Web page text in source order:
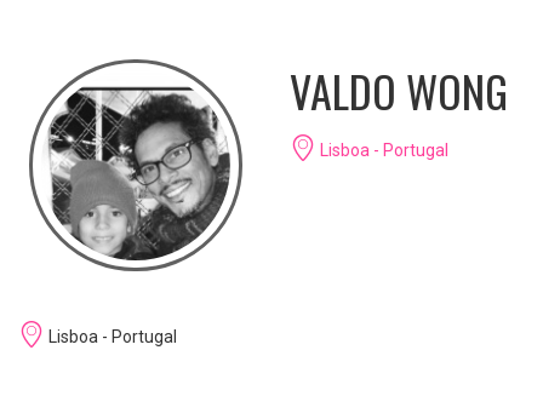
VALDO WONG
Lisboa - Portugal
Lisboa - Portugal